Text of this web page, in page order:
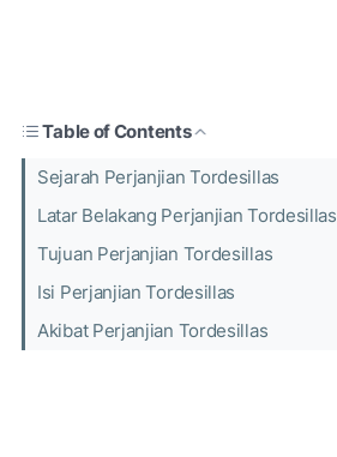
Table of Contents
Sejarah Perjanjian Tordesillas
Latar Belakang Perjanjian Tordesillas
Tujuan Perjanjian Tordesillas
Isi Perjanjian Tordesillas
Akibat Perjanjian Tordesillas